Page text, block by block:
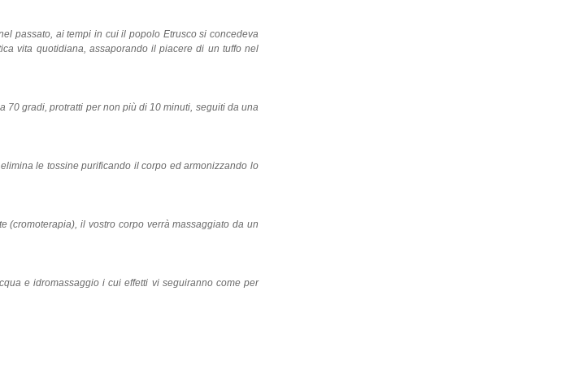
passato, ai tempi in cui il popolo Etrusco si concedeva
vita quotidiana, assaporando il piacere di un tuffo nel
gradi, protratti per non più di 10 minuti, seguiti da una
le tossine purificando il corpo ed armonizzando lo
(cromoterapia), il vostro corpo verrà massaggiato da un
e idromassaggio i cui effetti vi seguiranno come per